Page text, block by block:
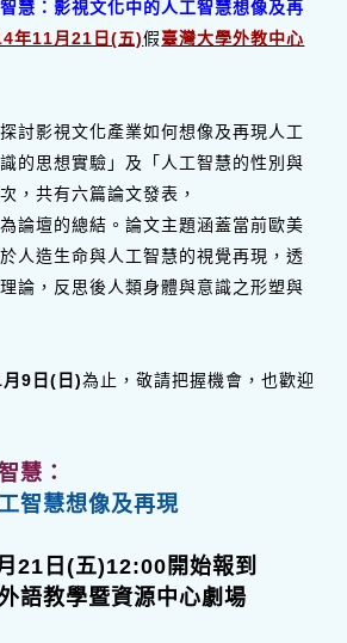
智慧：影視文化中的人工智慧想像及再
年11月21日(五)假臺灣大學外教中心
討影視文化產業如何想像及再現人工
的思想實驗」及「人工智慧的性別與
，共有六篇論文發表，
論壇的總結。論文主題涵蓋當前歐美
人造生命與人工智慧的視覺再現，透
論，反思後人類身體與意識之形塑與
月9日(日)為止，敬請把握機會，也歡迎
慧：
智慧想像及再現
21日(五)12:00開始報到
語教學暨資源中心劇場